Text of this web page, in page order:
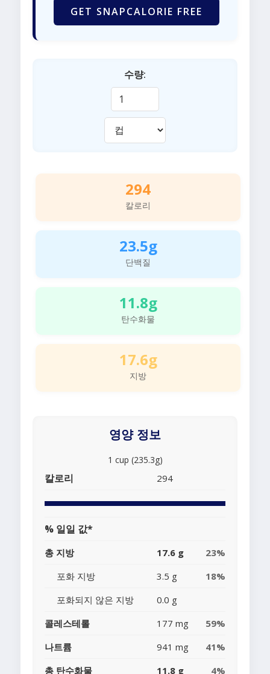
GET SNAPCALORIE FREE
수량:
294
칼로리
23.5g
단백질
11.8g
탄수화물
17.6g
지방
영양 정보
1 cup (235.3g)
칼로리 294
% 일일 값*
총 지방 17.6 g
23%
포화 지방
3.5 g
18%
포화되지 않은 지방
0.0 g
콜레스테롤
177 mg
59%
나트륨
941 mg
41%
총 탄수화물
11.8 g 4%